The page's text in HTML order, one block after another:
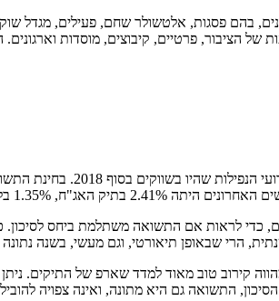
המנהלים מעל 80% מתיקי ההשקעות של הציבור,
כדי לראות אם התשואה משתלמת ביחס
הרי שבאופן תיאורטי, וגם מעשי, בשנה
התשואה גם היא מתונה, ואינה צפויה